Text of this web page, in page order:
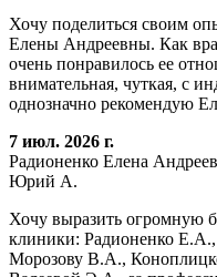
Хочу поделиться своим
Елены Андреевны. Как
очень понравилось ее
внимательная, чуткая, с
однозначно рекомендую
7 июл. 2026 г.
Радионенко Елена
Юрий А.
Хочу выразить огромную
клиники: Радионенко
Морозову В.А.,